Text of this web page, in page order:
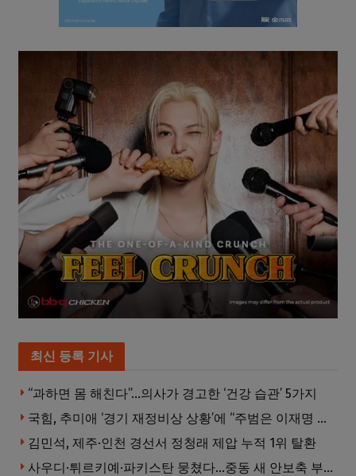
최신 등록 기사
“과하면 몸 해친다”…의사가 경고한 ‘건강 습관’ 5가지
국힘, 추미애 ‘경기 재정비상 상황’에 “주범은 이재명 전 지사”
김민석, 제주·인천 경선서 정청래 제압 누적 1위 탈환
사우디·튀르키예·파키스탄 뭉쳤다…중동 새 안보축 부상하나